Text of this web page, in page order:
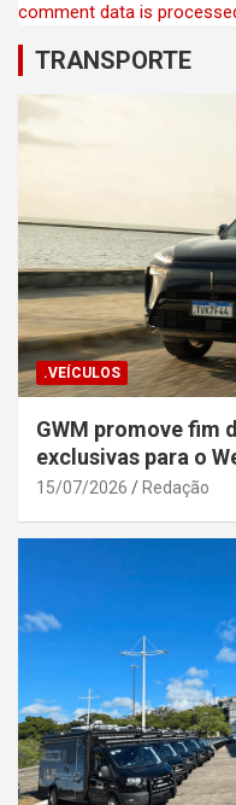
comment data is
TRANSPORTE
.VEÍCULOS
GWM promove fim
exclusivas para o
15/07/2026 Redação